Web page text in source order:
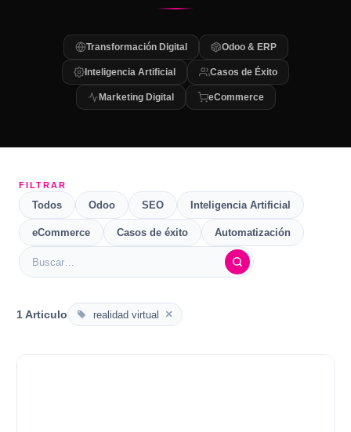
Transformación Digital Odoo & ERP
Inteligencia Artificial Casos de Éxito
Marketing Digital eCommerce
FILTRAR
Todos Odoo SEO Inteligencia Artificial
eCommerce Casos de éxito Automatización
1 Articulo realidad virtual ×